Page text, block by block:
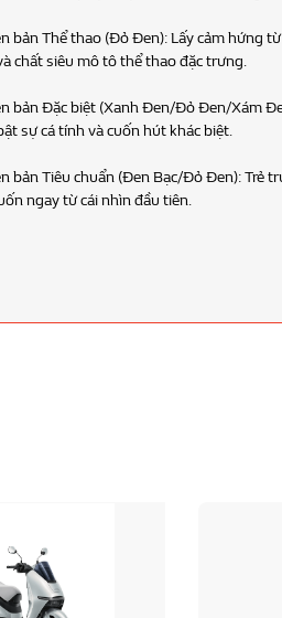
hiện